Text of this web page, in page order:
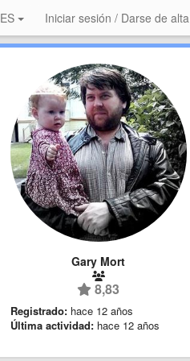
ES Iniciar sesión / Darse de alta
Gary Mort
8,83
Registrado: hace 12 años
Última actividad: hace 12 años